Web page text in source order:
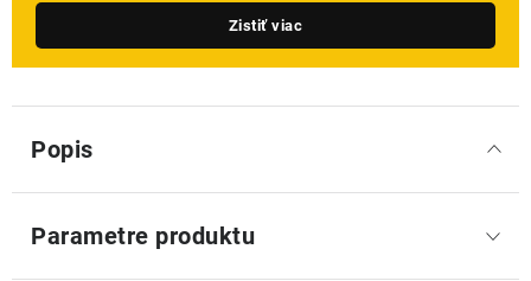
Zistiť viac
Popis
Parametre produktu